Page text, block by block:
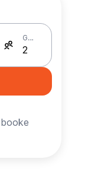
Gæster